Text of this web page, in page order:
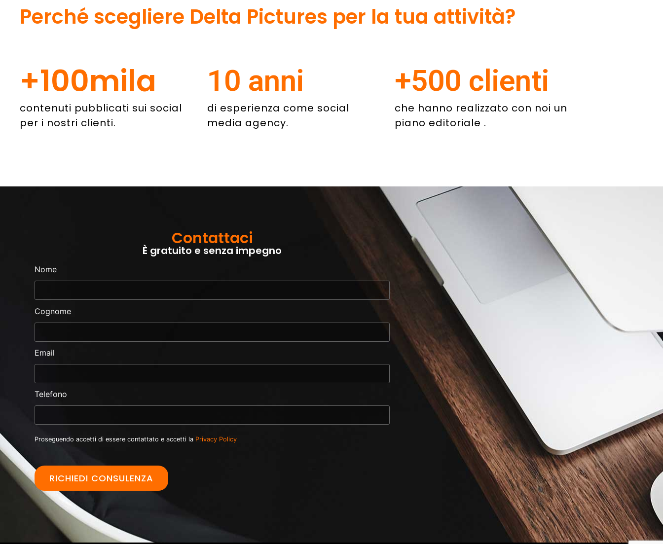
Perché scegliere Delta Pictures per la tua attività?
+100mila
contenuti pubblicati sui social
per i nostri clienti.
10 anni
di esperienza come social
media agency.
+500 clienti
che hanno realizzato con noi un
piano editoriale .
Contattaci
È gratuito e senza impegno
Nome
Cognome
Email
Telefono
Proseguendo accetti di essere contattato e accetti la Privacy Policy